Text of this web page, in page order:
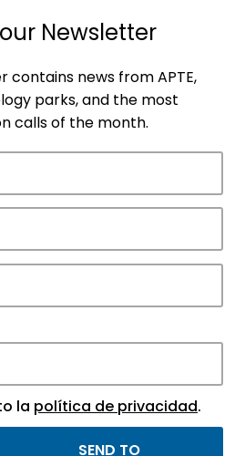
that drive
Newsletter
contains news from APTE,
parks, and the most
calls of the month.
la política de privacidad.